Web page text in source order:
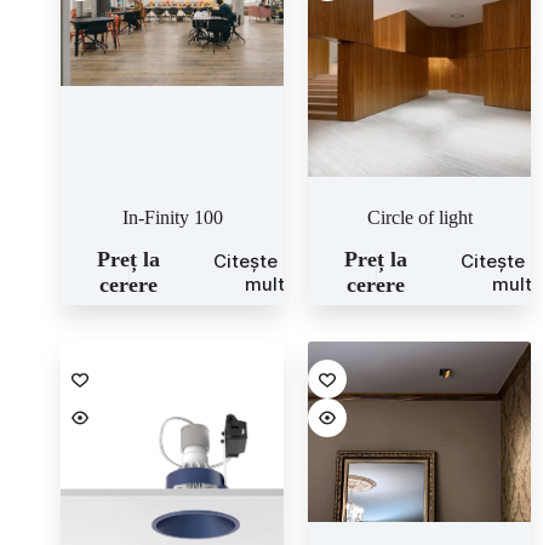
In-Finity 100
Preț la
cerere
Citește mai
mult
Circle of light
Preț la
cerere
Citește
mult